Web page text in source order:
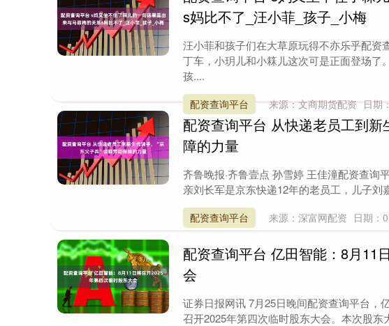
s妈比不了_汪小菲_孩子_小梅
汪小菲和孩子们在大草原玩得不亦乐乎配
丁车，小玥儿和小箖儿这次可是正面登场
孩....
配资查询平台 来源：文商期货配资 日期
配资查询平台 从快递老员工到新
障的力量
齐鲁晚报·齐鲁壹点 孙雪婷 王佳潼配资查
亲刘长军是京东快递12年的老员工，儿子
配资查询平台 来源：深富网配资 日期：
配资查询平台 亿田智能：8月11
会
证券日报网讯 7月25日晚间配资查询平台，
召开2025年第四次临时股东大会。本次股